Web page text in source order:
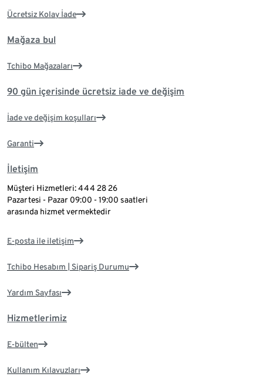
Ücretsiz Kolay İade
Mağaza bul
Tchibo Mağazaları
90 gün içerisinde ücretsiz iade ve değişim
İade ve değişim koşulları
Garanti
İletişim
Müşteri Hizmetleri: 444 28 26
Pazartesi - Pazar 09:00 - 19:00 saatleri
arasında hizmet vermektedir
E-posta ile iletişim
Tchibo Hesabım | Sipariş Durumu
Yardım Sayfası
Hizmetlerimiz
E-bülten
Kullanım Kılavuzları